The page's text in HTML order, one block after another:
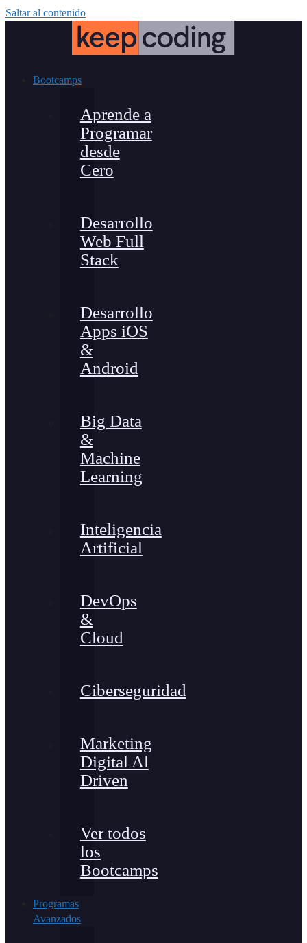
Saltar al contenido
Bootcamps
Aprende a
Programar
desde
Cero
Desarrollo
Web Full
Stack
Desarrollo
Apps iOS
&
Android
Big Data
&
Machine
Learning
Inteligencia
Artificial
DevOps
&
Cloud
Ciberseguridad
Marketing
Digital Al
Driven
Ver todos
los
Bootcamps
Programas
Avanzados